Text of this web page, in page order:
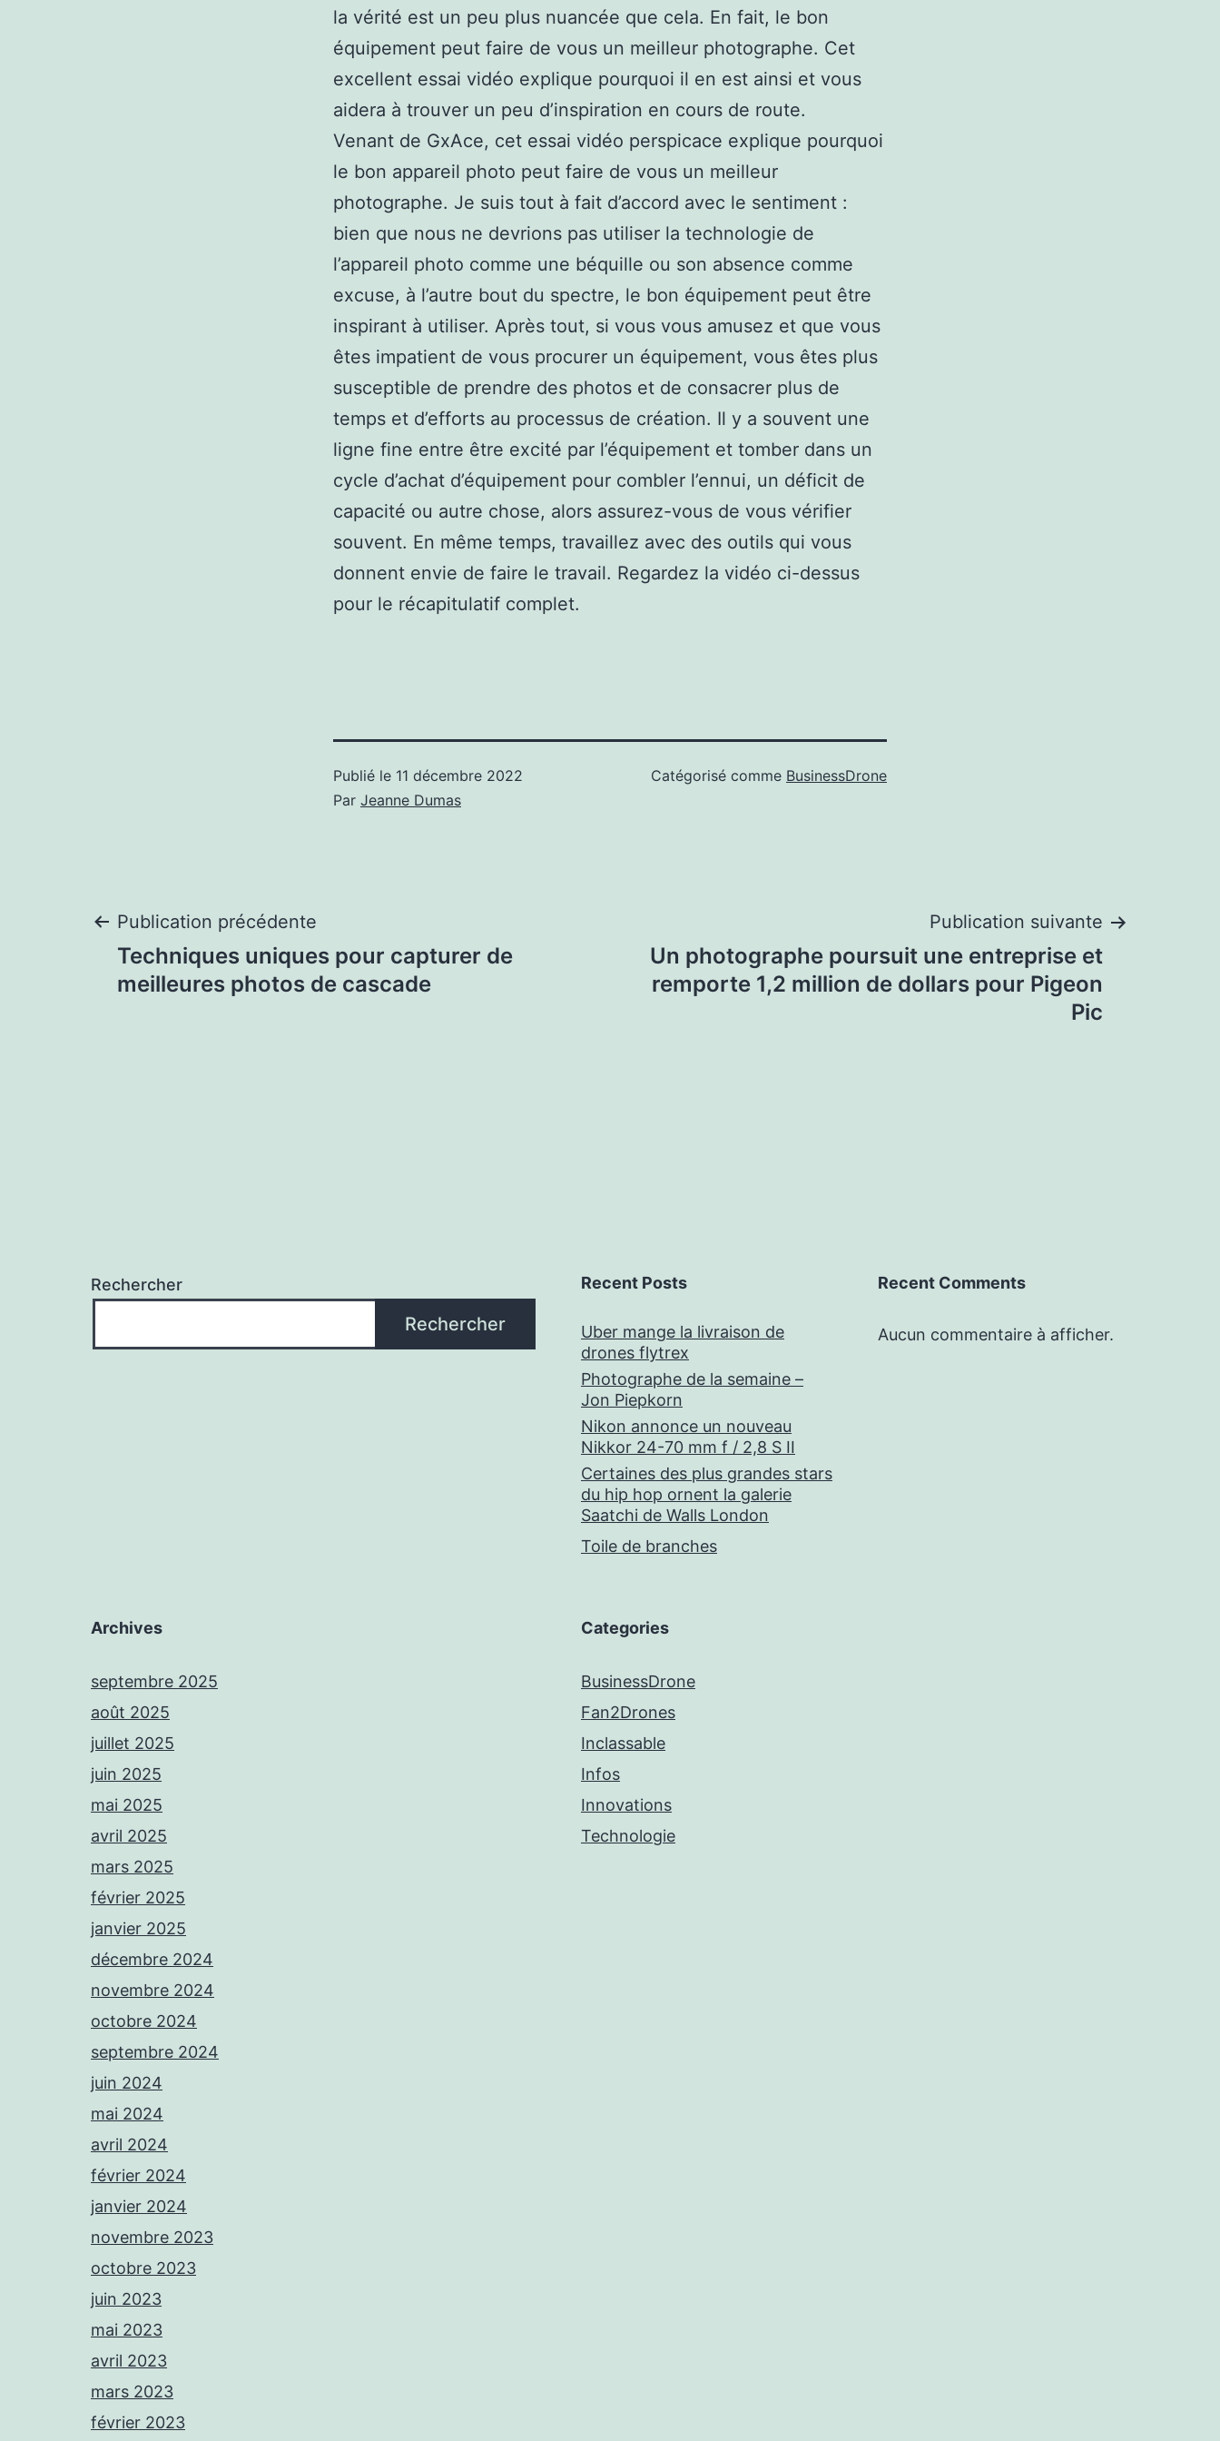
la vérité est un peu plus nuancée que cela. En fait, le bon
équipement peut faire de vous un meilleur photographe. Cet
excellent essai vidéo explique pourquoi il en est ainsi et vous
aidera à trouver un peu d’inspiration en cours de route.
Venant de GxAce, cet essai vidéo perspicace explique pourquoi
le bon appareil photo peut faire de vous un meilleur
photographe. Je suis tout à fait d’accord avec le sentiment :
bien que nous ne devrions pas utiliser la technologie de
l’appareil photo comme une béquille ou son absence comme
excuse, à l’autre bout du spectre, le bon équipement peut être
inspirant à utiliser. Après tout, si vous vous amusez et que vous
êtes impatient de vous procurer un équipement, vous êtes plus
susceptible de prendre des photos et de consacrer plus de
temps et d’efforts au processus de création. Il y a souvent une
ligne fine entre être excité par l’équipement et tomber dans un
cycle d’achat d’équipement pour combler l’ennui, un déficit de
capacité ou autre chose, alors assurez-vous de vous vérifier
souvent. En même temps, travaillez avec des outils qui vous
donnent envie de faire le travail. Regardez la vidéo ci-dessus
pour le récapitulatif complet.
Publié le 11 décembre 2022
Par Jeanne Dumas
Catégorisé comme BusinessDrone
Navigation
de
Publication précédente
Techniques uniques pour capturer de
meilleures photos de cascade
Publication suivante
Un photographe poursuit une entreprise et
remporte 1,2 million de dollars pour Pigeon
Pic
Rechercher
Rechercher
Recent Posts
Uber mange la livraison de
drones flytrex
Photographe de la semaine –
Jon Piepkorn
Nikon annonce un nouveau
Nikkor 24-70 mm f / 2,8 S II
Certaines des plus grandes stars
du hip hop ornent la galerie
Saatchi de Walls London
Toile de branches
Recent Comments
Aucun commentaire à afficher.
Archives
septembre 2025
août 2025
juillet 2025
juin 2025
mai 2025
avril 2025
mars 2025
février 2025
janvier 2025
décembre 2024
novembre 2024
octobre 2024
septembre 2024
juin 2024
mai 2024
avril 2024
février 2024
janvier 2024
novembre 2023
octobre 2023
juin 2023
mai 2023
avril 2023
mars 2023
février 2023
Categories
BusinessDrone
Fan2Drones
Inclassable
Infos
Innovations
Technologie